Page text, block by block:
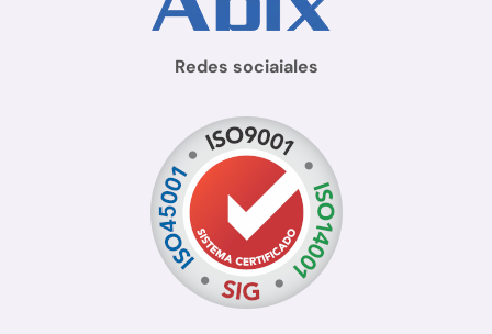
Redes sociaiales